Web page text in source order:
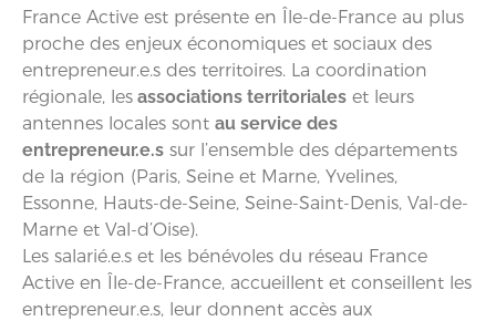
France Active est présente en Île-de-France au plus
proche des enjeux économiques et sociaux des
entrepreneur.e.s des territoires. La coordination
régionale, les associations territoriales et leurs
antennes locales sont au service des
entrepreneur.e.s sur l’ensemble des départements
de la région (Paris, Seine et Marne, Yvelines,
Essonne, Hauts-de-Seine, Seine-Saint-Denis, Val-de-
Marne et Val-d’Oise).
Les salarié.e.s et les bénévoles du réseau France
Active en Île-de-France, accueillent et conseillent les
entrepreneur.e.s, leur donnent accès aux